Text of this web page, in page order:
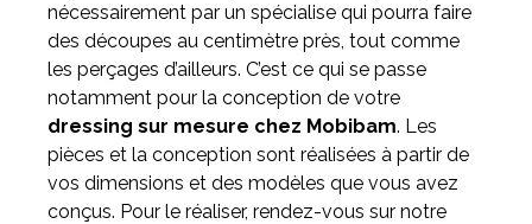
nécessairement par un spécialise qui pourra faire
des découpes au centimètre près, tout comme
les perçages d’ailleurs. C’est ce qui se passe
notamment pour la conception de votre
dressing sur mesure chez Mobibam. Les
pièces et la conception sont réalisées à partir de
vos dimensions et des modèles que vous avez
conçus. Pour le réaliser, rendez-vous sur notre